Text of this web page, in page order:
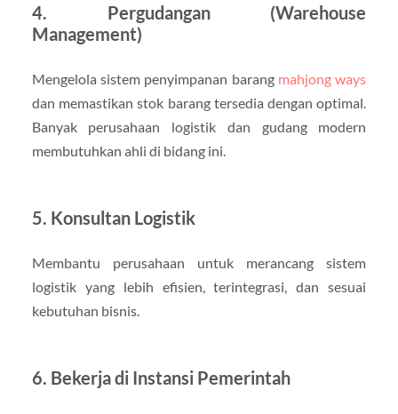
4. Pergudangan (Warehouse
Management)
Mengelola sistem penyimpanan barang mahjong ways
dan memastikan stok barang tersedia dengan optimal.
Banyak perusahaan logistik dan gudang modern
membutuhkan ahli di bidang ini.
5. Konsultan Logistik
Membantu perusahaan untuk merancang sistem
logistik yang lebih efisien, terintegrasi, dan sesuai
kebutuhan bisnis.
6. Bekerja di Instansi Pemerintah